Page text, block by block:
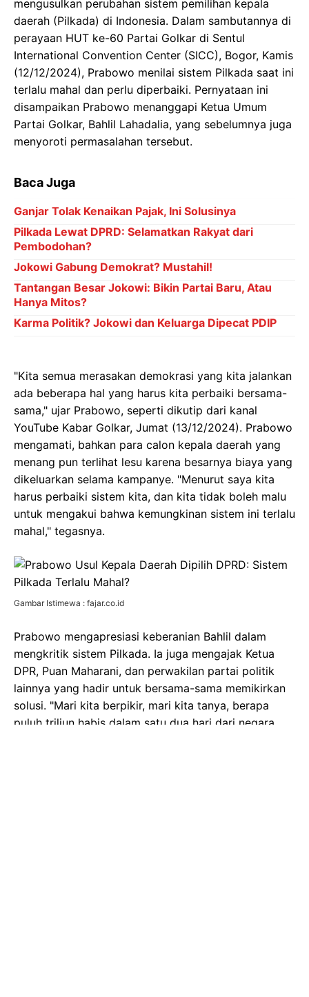
mengusulkan perubahan sistem pemilihan kepala
daerah (Pilkada) di Indonesia. Dalam sambutannya di
perayaan HUT ke-60 Partai Golkar di Sentul
International Convention Center (SICC), Bogor, Kamis
(12/12/2024), Prabowo menilai sistem Pilkada saat ini
terlalu mahal dan perlu diperbaiki. Pernyataan ini
disampaikan Prabowo menanggapi Ketua Umum
Partai Golkar, Bahlil Lahadalia, yang sebelumnya juga
menyoroti permasalahan tersebut.
Baca Juga
Ganjar Tolak Kenaikan Pajak, Ini Solusinya
Pilkada Lewat DPRD: Selamatkan Rakyat dari
Pembodohan?
Jokowi Gabung Demokrat? Mustahil!
Tantangan Besar Jokowi: Bikin Partai Baru, Atau
Hanya Mitos?
Karma Politik? Jokowi dan Keluarga Dipecat PDIP
"Kita semua merasakan demokrasi yang kita jalankan
ada beberapa hal yang harus kita perbaiki bersama-
sama," ujar Prabowo, seperti dikutip dari kanal
YouTube Kabar Golkar, Jumat (13/12/2024). Prabowo
mengamati, bahkan para calon kepala daerah yang
menang pun terlihat lesu karena besarnya biaya yang
dikeluarkan selama kampanye. "Menurut saya kita
harus perbaiki sistem kita, dan kita tidak boleh malu
untuk mengakui bahwa kemungkinan sistem ini terlalu
mahal," tegasnya.
Gambar Istimewa : fajar.co.id
Prabowo mengapresiasi keberanian Bahlil dalam
mengkritik sistem Pilkada. Ia juga mengajak Ketua
DPR, Puan Maharani, dan perwakilan partai politik
lainnya yang hadir untuk bersama-sama memikirkan
solusi. "Mari kita berpikir, mari kita tanya, berapa
puluh triliun habis dalam satu dua hari dari negara